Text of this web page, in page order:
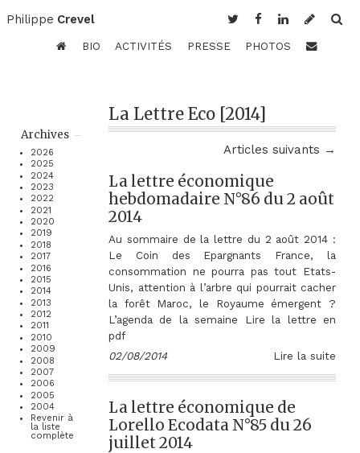
Philippe Crevel
BIO ACTIVITÉS PRESSE PHOTOS
Archives
2026
2025
2024
2023
2022
2021
2020
2019
2018
2017
2016
2015
2014
2013
2012
2011
2010
2009
2008
2007
2006
2005
2004
Revenir à
la liste
complète
La Lettre Eco [2014]
Articles suivants →
La lettre économique
hebdomadaire N°86 du 2 août
2014
Au sommaire de la lettre du 2 août 2014 :
Le Coin des Epargnants France, la
consommation ne pourra pas tout Etats-
Unis, attention à l’arbre qui pourrait cacher
la forêt Maroc, le Royaume émergent ?
L’agenda de la semaine Lire la lettre en
pdf
02/08/2014
Lire la suite
La lettre économique de
Lorello Ecodata N°85 du 26
juillet 2014